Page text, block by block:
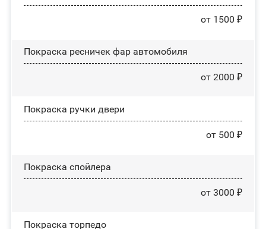
от 1500 ₽
Покраска ресничек фар автомобиля
от 2000 ₽
Покраска ручки двери
от 500 ₽
Покраска спойлера
от 3000 ₽
Покраска торпедо